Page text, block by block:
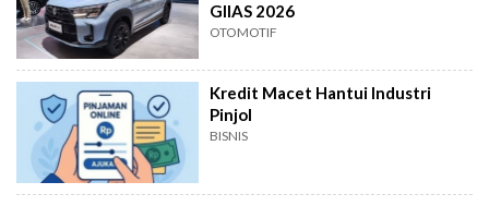
GIIAS 2026
OTOMOTIF
Kredit Macet Hantui Industri
Pinjol
BISNIS